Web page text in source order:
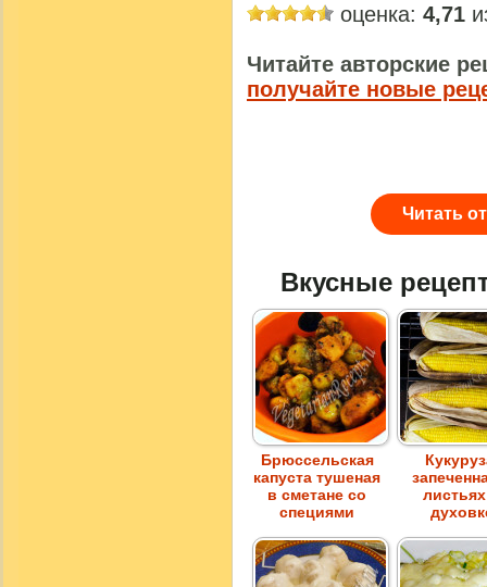
оценка: 4,71
Читайте авторские
получайте новые
Читать
Вкусные
Брюссельская
капуста тушеная
в сметане со
специями